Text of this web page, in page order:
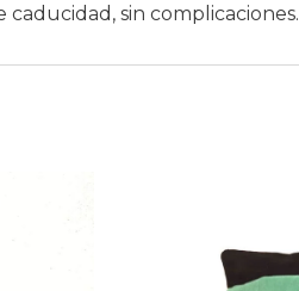
sin complicaciones.